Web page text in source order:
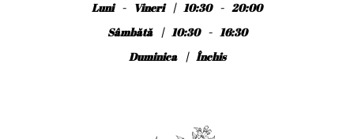
Luni - Vineri | 10:30 - 20:00
Sâmbătă | 10:30 - 16:30
Duminica | Închis